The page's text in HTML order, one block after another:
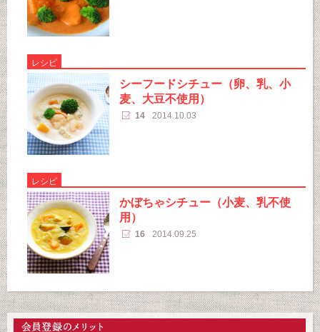
レシピ
シーフードシチュー（卵、乳、小
麦、大豆不使用）
14 2014.10.03
レシピ
かぼちゃシチュー（小麦、乳不使
用）
16 2014.09.25